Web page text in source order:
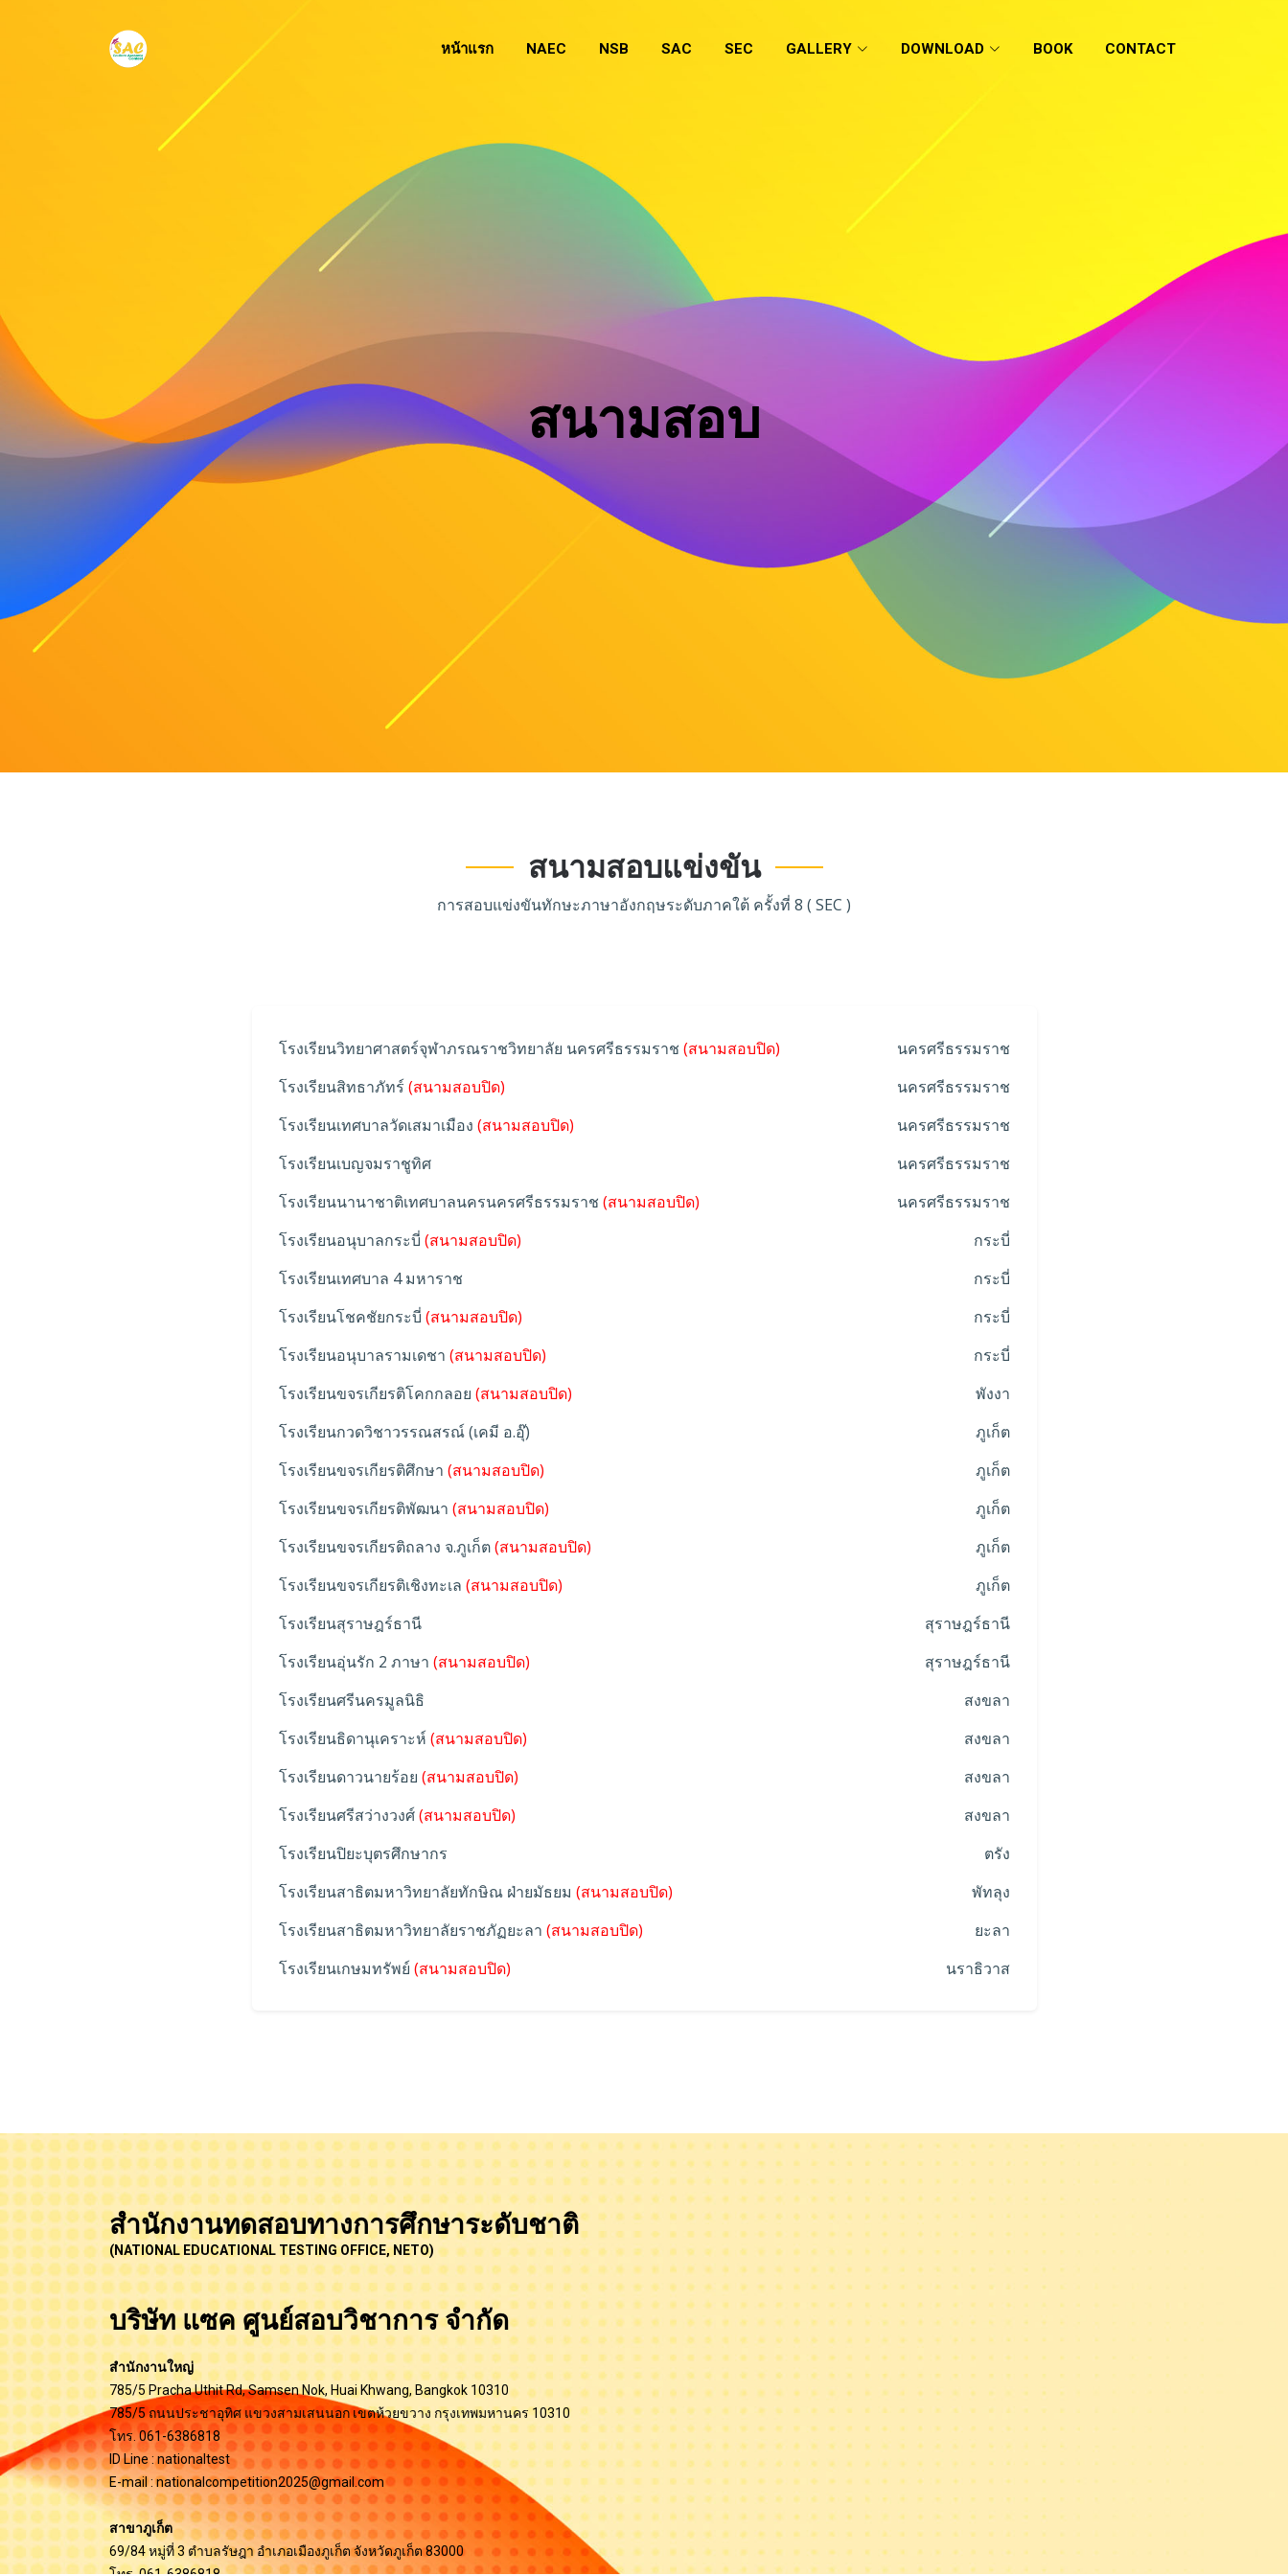
หน้าแรก NAEC NSB SAC SEC GALLERY DOWNLOAD BOOK CONTACT
สนามสอบ
สนามสอบแข่งขัน
การสอบแข่งขันทักษะภาษาอังกฤษระดับภาคใต้ ครั้งที่ 8 ( SEC )
โรงเรียนวิทยาศาสตร์จุฬาภรณราชวิทยาลัย นครศรีธรรมราช (สนามสอบปิด)
นครศรีธรรมราช
โรงเรียนสิทธาภัทร์ (สนามสอบปิด)
นครศรีธรรมราช
โรงเรียนเทศบาลวัดเสมาเมือง (สนามสอบปิด)
นครศรีธรรมราช
โรงเรียนเบญจมราชูทิศ
นครศรีธรรมราช
โรงเรียนนานาชาติเทศบาลนครนครศรีธรรมราช (สนามสอบปิด)
นครศรีธรรมราช
โรงเรียนอนุบาลกระบี่ (สนามสอบปิด)
กระบี่
โรงเรียนเทศบาล 4 มหาราช
กระบี่
โรงเรียนโชคชัยกระบี่ (สนามสอบปิด)
กระบี่
โรงเรียนอนุบาลรามเดชา (สนามสอบปิด)
กระบี่
โรงเรียนขจรเกียรติโคกกลอย (สนามสอบปิด)
พังงา
โรงเรียนกวดวิชาวรรณสรณ์ (เคมี อ.อุ๊)
ภูเก็ต
โรงเรียนขจรเกียรติศึกษา (สนามสอบปิด)
ภูเก็ต
โรงเรียนขจรเกียรติพัฒนา (สนามสอบปิด)
ภูเก็ต
โรงเรียนขจรเกียรติถลาง จ.ภูเก็ต(สนามสอบปิด)
ภูเก็ต
โรงเรียนขจรเกียรติเชิงทะเล (สนามสอบปิด)
ภูเก็ต
โรงเรียนสุราษฎร์ธานี
สุราษฎร์ธานี
โรงเรียนอุ่นรัก 2 ภาษา (สนามสอบปิด)
สุราษฎร์ธานี
โรงเรียนศรีนครมูลนิธิ
สงขลา
โรงเรียนธิดานุเคราะห์ (สนามสอบปิด)
สงขลา
โรงเรียนดาวนายร้อย (สนามสอบปิด)
สงขลา
โรงเรียนศรีสว่างวงศ์(สนามสอบปิด)
สงขลา
โรงเรียนปิยะบุตรศึกษากร
ตรัง
โรงเรียนสาธิตมหาวิทยาลัยทักษิณ ฝ่ายมัธยม (สนามสอบปิด)
พัทลุง
โรงเรียนสาธิตมหาวิทยาลัยราชภัฏยะลา (สนามสอบปิด)
ยะลา
โรงเรียนเกษมทรัพย์ (สนามสอบปิด) นราธิวาส
สำนักงานทดสอบทางการศึกษาระดับชาติ
(NATIONAL EDUCATIONAL TESTING OFFICE, NETO)
บริษัท แซค ศูนย์สอบวิชาการ จำกัด
สำนักงานใหญ่
785/5 Pracha Uthit Rd, Samsen Nok, Huai Khwang, Bangkok 10310
785/5 ถนนประชาอุทิศ แขวงสามเสนนอก เขตห้วยขวาง กรุงเทพมหานคร 10310
โทร. 061-6386818
ID Line : nationaltest
E-mail :nationalcompetition2025@gmail.com
สาขาภูเก็ต
69/84 หมู่ที่ 3 ตำบลรัษฎา อำเภอเมืองภูเก็ต จังหวัดภูเก็ต 83000